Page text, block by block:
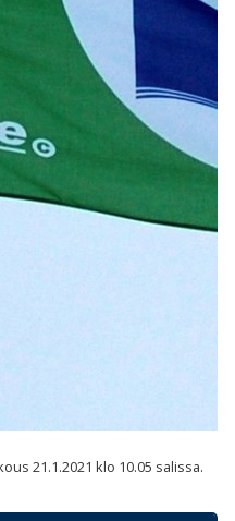
21.1.2021 klo 10.05 salissa.